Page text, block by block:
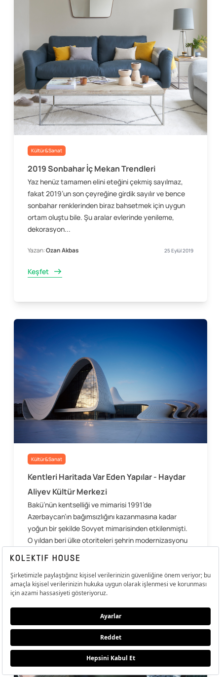
Kültür&Sanat
2019 Sonbahar İç Mekan Trendleri
Yaz henüz tamamen elini eteğini çekmiş sayılmaz,
fakat 2019’un son çeyreğine girdik sayılır ve bence
sonbahar renklerinden biraz bahsetmek için uygun
ortam oluştu bile. Şu aralar evlerinde yenileme,
dekorasyon...
Yazan:Ozan Akbas 25 Eylül 2019
Keşfet
Kültür&Sanat
Kentleri Haritada Var Eden Yapılar - Haydar
Aliyev Kültür Merkezi
Bakü’nün kentselliği ve mimarisi 1991’de
Azerbaycan’ın bağımsızlığını kazanmasına kadar
yoğun bir şekilde Sovyet mimarisinden etkilenmişti.
O yıldan beri ülke otoriteleri şehrin modernizasyonu
Yazan:Ozan Akbas 11 Eylül 2019
Keşfet